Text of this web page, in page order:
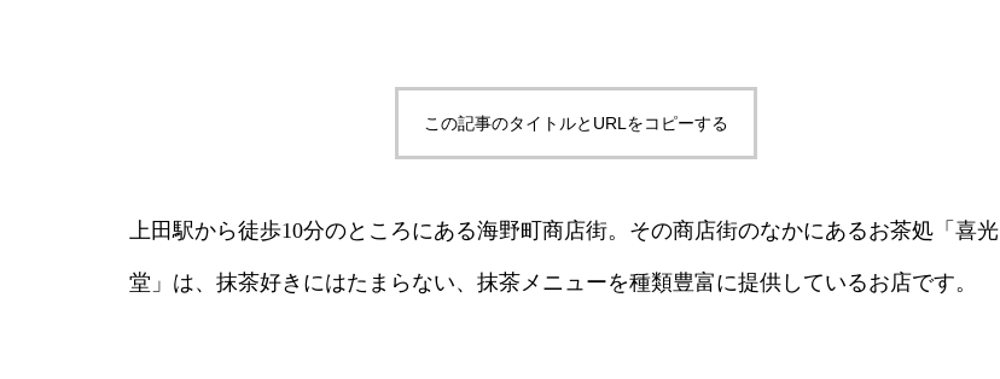
この記事のタイトルとURLをコピーする
上田駅から徒歩10分のところにある海野町商店街。その商店街のなかにあるお茶処「喜光
堂」は、抹茶好きにはたまらない、抹茶メニューを種類豊富に提供しているお店です。